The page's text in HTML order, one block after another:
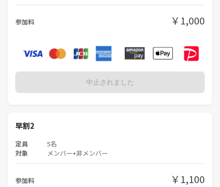
参加料 ￥1,000
中止されました
早割2
定員 5名
対象 メンバー+非メンバー
参加料 ￥1,100